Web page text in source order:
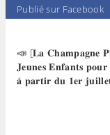
Publié sur Facebook
📣 [𝐋𝐚 𝐂𝐡𝐚𝐦𝐩𝐚𝐠𝐧𝐞
𝐉𝐞𝐮𝐧𝐞𝐬 𝐄𝐧𝐟𝐚𝐧𝐭𝐬
𝐚̀ 𝐩𝐚𝐫𝐭𝐢𝐫 𝐝𝐮 𝟏𝐞𝐫